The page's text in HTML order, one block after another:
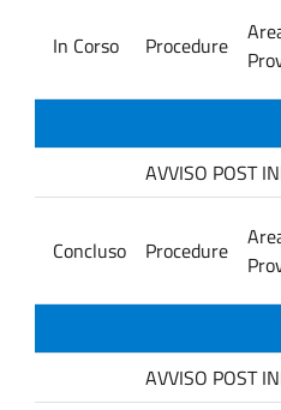
In Corso Procedure
AVVISO POST
Concluso Procedure
AVVISO POST